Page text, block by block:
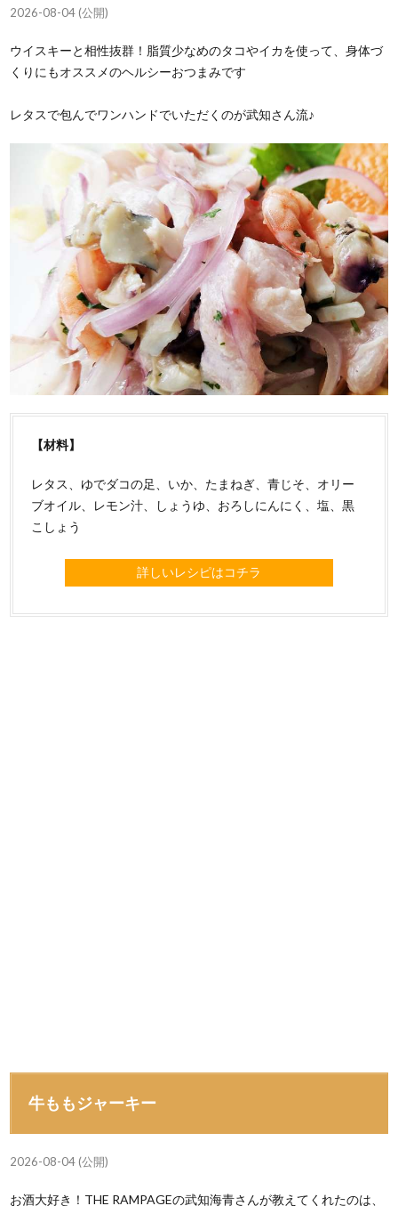
2026-08-04 (公開)
ウイスキーと相性抜群！脂質少なめのタコやイカを使って、身体づ
くりにもオススメのヘルシーおつまみです
レタスで包んでワンハンドでいただくのが武知さん流♪
【材料】
レタス、ゆでダコの足、いか、たまねぎ、青じそ、オリー
ブオイル、レモン汁、しょうゆ、おろしにんにく、塩、黒
こしょう
詳しいレシピはコチラ
牛ももジャーキー
2026-08-04 (公開)
お酒大好き！THE RAMPAGEの武知海青さんが教えてくれたのは、